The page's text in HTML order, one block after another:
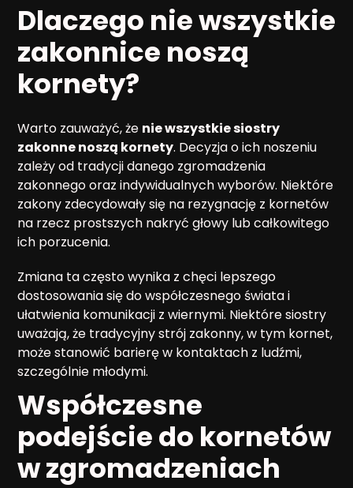
Dlaczego nie wszystkie
zakonnice noszą
kornety?
Warto zauważyć, że nie wszystkie siostry
zakonne noszą kornety. Decyzja o ich noszeniu
zależy od tradycji danego zgromadzenia
zakonnego oraz indywidualnych wyborów. Niektóre
zakony zdecydowały się na rezygnację z kornetów
na rzecz prostszych nakryć głowy lub całkowitego
ich porzucenia.
Zmiana ta często wynika z chęci lepszego
dostosowania się do współczesnego świata i
ułatwienia komunikacji z wiernymi. Niektóre siostry
uważają, że tradycyjny strój zakonny, w tym kornet,
może stanowić barierę w kontaktach z ludźmi,
szczególnie młodymi.
Współczesne
podejście do kornetów
w zgromadzeniach